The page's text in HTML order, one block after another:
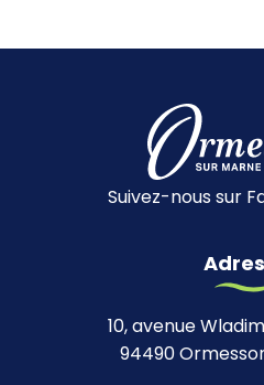
Suivez-nous sur
10, avenue
94490